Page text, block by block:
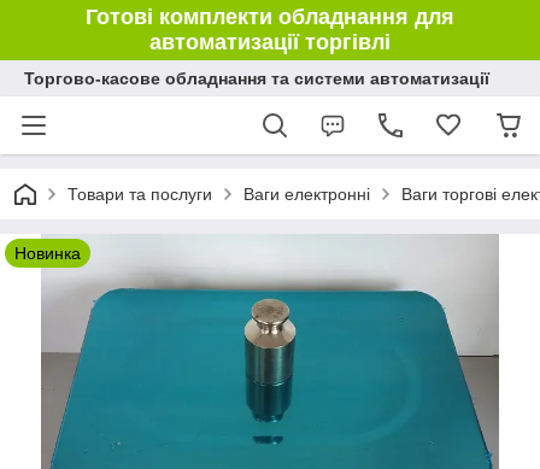
Готові комплекти обладнання для
автоматизації торгівлі
Торгово-касове обладнання та системи автоматизації
Товари та послуги Ваги електронні Ваги торгові
Новинка